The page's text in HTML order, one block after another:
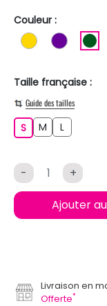
Couleur :
OR VIOLET
Taille française :
Guide des tailles
SS M L
- +
Ajouter
Livraison en
Offerte*